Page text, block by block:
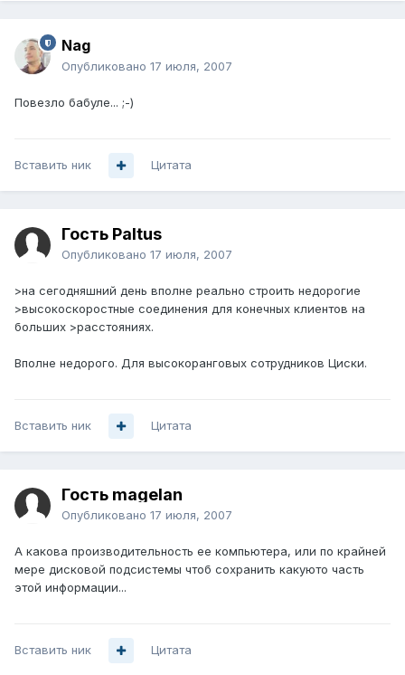
Nag
Опубликовано 17 июля, 2007
Повезло бабуле... ;-)
Вставить ник Цитата
Гость Paltus
Опубликовано 17 июля, 2007
>на сегодняшний день вполне реально строить недорогие
>высокоскоростные соединения для конечных клиентов на
больших >расстояниях.
Вполне недорого. Для высокоранговых сотрудников Циски.
Вставить ник Цитата
Гость magelan
Опубликовано 17 июля, 2007
А какова производительность ее компьютера, или по крайней
мере дисковой подсистемы чтоб сохранить какуюто часть
этой информации...
Вставить ник Цитата